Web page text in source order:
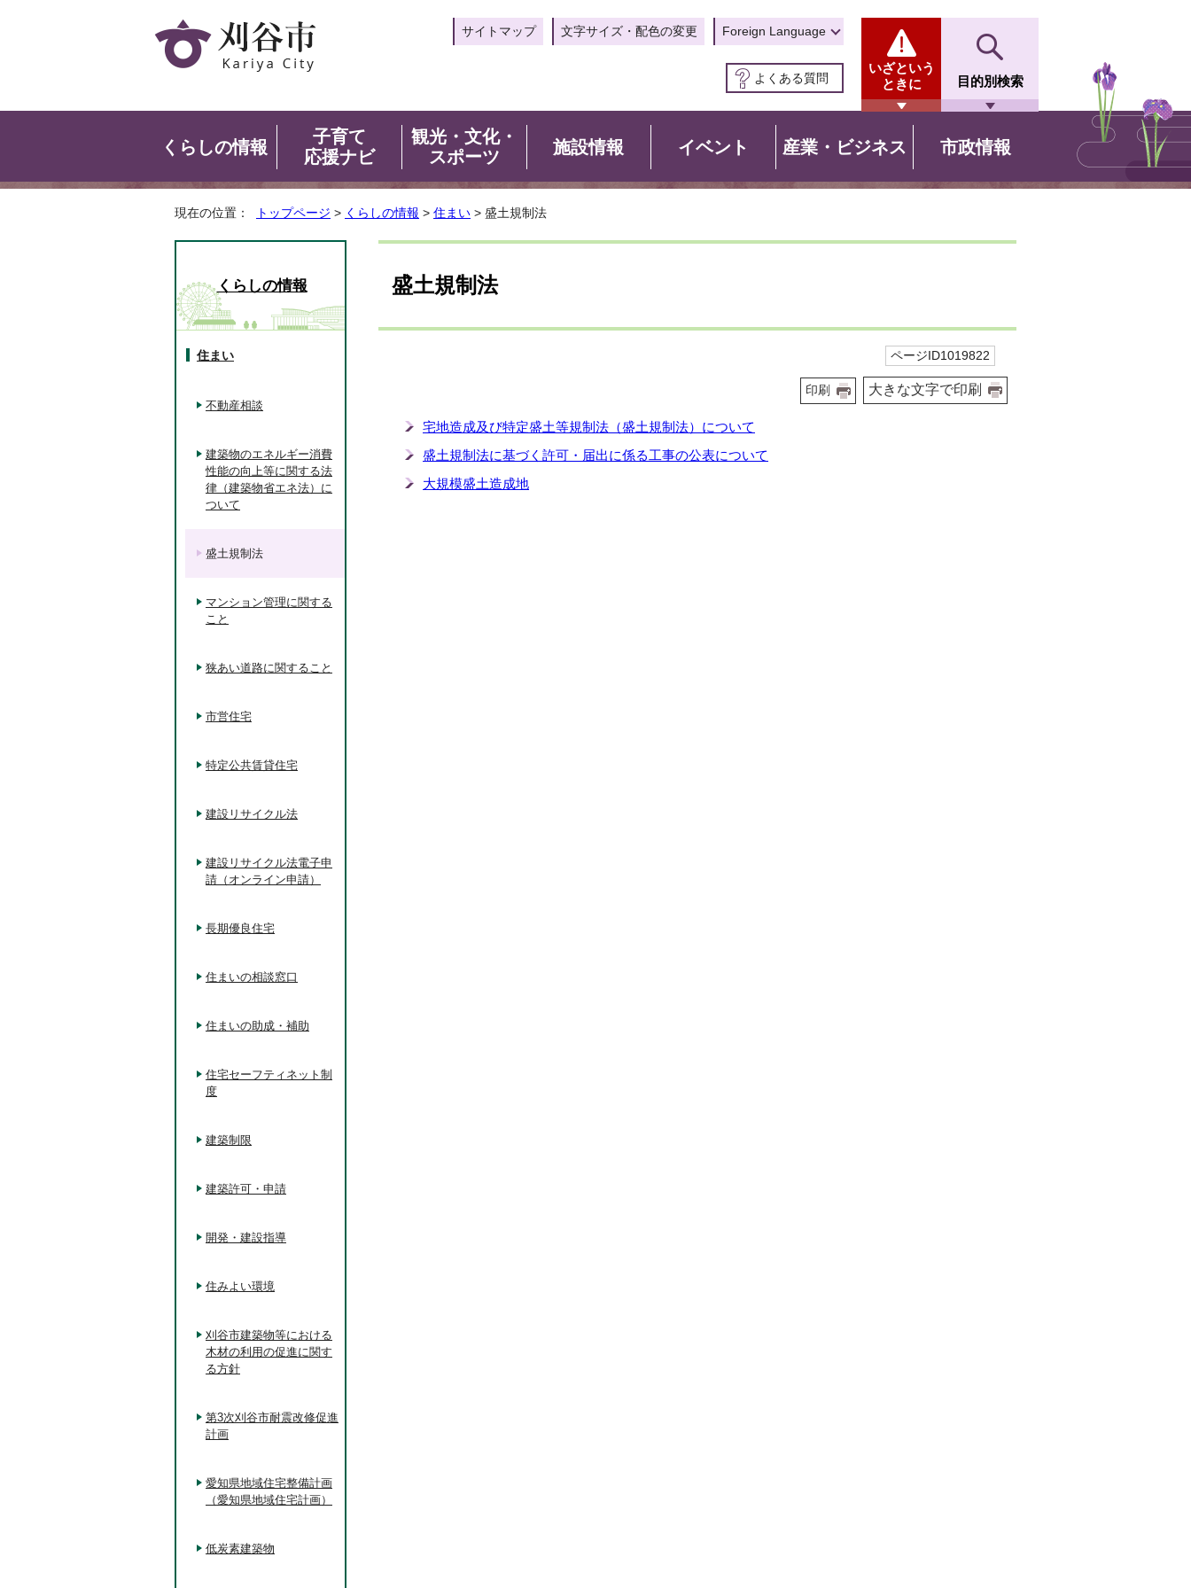
サイトマップ 文字サイズ・配色の変更 Foreign Language
よくある質問
いざという
ときに
目的別検索
くらしの情報
子育て
応援ナビ
観光・文化・
スポーツ
施設情報 イベント 産業・ビジネス 市政情報
現在の位置： トップページ > くらしの情報 > 住まい > 盛土規制法
盛土規制法
ページID1019822
印刷 大きな文字で印刷
宅地造成及び特定盛土等規制法（盛土規制法）について
盛土規制法に基づく許可・届出に係る工事の公表について
大規模盛土造成地
くらしの情報
住まい
不動産相談
建築物のエネルギー消費
性能の向上等に関する法
律（建築物省エネ法）に
ついて
盛土規制法
マンション管理に関する
こと
狭あい道路に関すること
市営住宅
特定公共賃貸住宅
建設リサイクル法
建設リサイクル法電子申
請（オンライン申請）
長期優良住宅
住まいの相談窓口
住まいの助成・補助
住宅セーフティネット制
度
建築制限
建築許可・申請
開発・建設指導
住みよい環境
刈谷市建築物等における
木材の利用の促進に関す
る方針
第3次刈谷市耐震改修促進
計画
愛知県地域住宅整備計画
（愛知県地域住宅計画）
低炭素建築物